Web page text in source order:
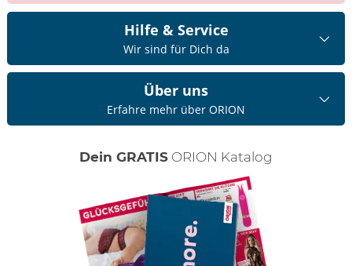
Hilfe & Service
Wir sind für Dich da
Über uns
Erfahre mehr über ORION
Dein GRATIS ORION Katalog